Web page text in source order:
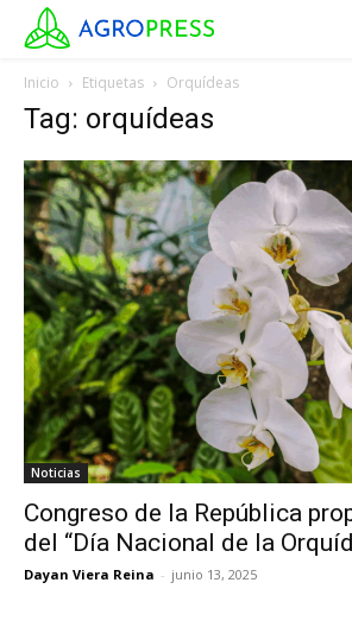
Inicio Etiquetas Orquídeas
Tag: orquídeas
Noticias
Congreso de la República
del “Día Nacional de la
Dayan Viera Reina - junio 13, 2025